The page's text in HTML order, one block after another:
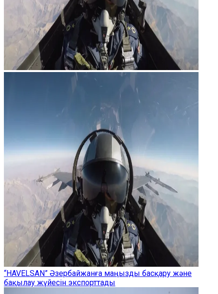
“HAVELSAN” Әзербайжанға маңызды басқару және
бақылау жүйесін экспорттады